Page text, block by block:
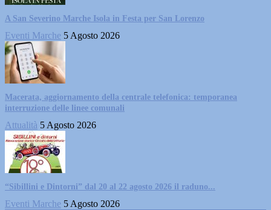
A San Severino Marche Isola in Festa per San Lorenzo
Eventi Marche 5 Agosto 2026
Macerata, aggiornamento della centrale telefonica: temporanea
interruzione delle linee comunali
Attualità 5 Agosto 2026
“Sibillini e Dintorni” dal 20 al 22 agosto 2026 il raduno...
Eventi Marche 5 Agosto 2026